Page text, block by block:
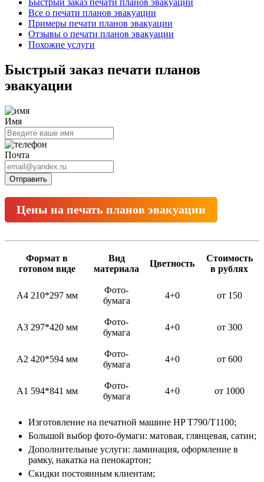
Все о печати планов эвакуации
Примеры печати планов эвакуации
Отзывы о печати планов эвакуации
Похожие услуги
Быстрый заказ печати планов
эвакуации
Имя
Почта
Отправить
Цены на печать планов эвакуации
Формат в
готовом виде
Вид
материала
Цветность
Стоимость
в рублях
А4 210*297 мм
Фото-
бумага
4+0 от 150
А3 297*420 мм
Фото-
бумага
4+0 от 300
А2 420*594 мм
Фото-
бумага
4+0 от 600
А1 594*841 мм
Фото-
бумага
4+0 от 1000
Изготовление на печатной машине HP T790/T1100;
Большой выбор фото-бумаги: матовая, глянцевая, сатин;
Дополнительные услуги: ламинация, оформление в
рамку, накатка на пенокартон;
Скидки постоянным клиентам;